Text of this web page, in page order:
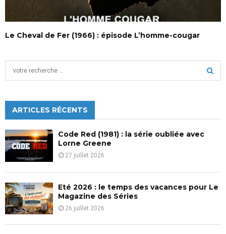
Le Cheval de Fer (1966) : épisode L’homme-cougar
h
f
o
r
:
C
H
ARTICLES RÉCENTS
Code Red (1981) : la série oubliée avec
Lorne Greene
27 juillet 2026
Eté 2026 : le temps des vacances pour Le
Magazine des Séries
26 juillet 2026